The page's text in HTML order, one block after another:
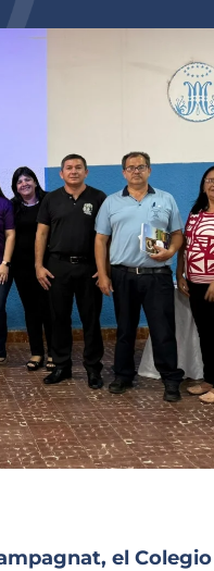
el